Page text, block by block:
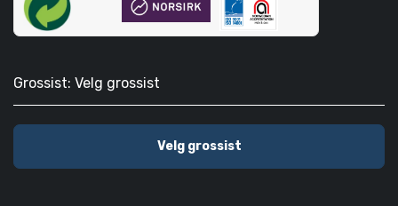
Grossist: Velg grossist
Velg grossist